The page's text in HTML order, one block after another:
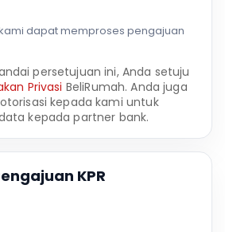
dapat memproses pengajuan
persetujuan ini, Anda setuju
Privasi BeliRumah. Anda juga
kepada kami untuk
kepada partner bank.
KPR